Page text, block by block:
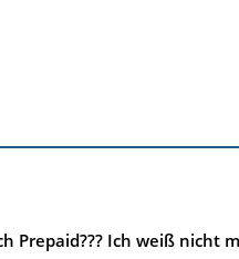
Prepaid??? Ich weiß nicht